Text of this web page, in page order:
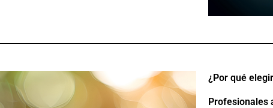
¿Por qué
Profesionales